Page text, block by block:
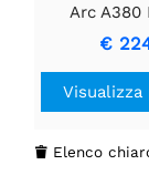
Arc A380
Scheda
€
Visualizza
 Elenco